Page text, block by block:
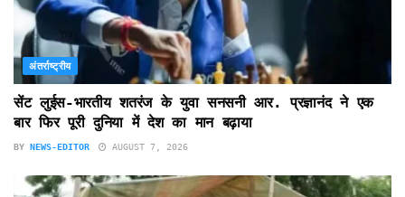
अंतर्राष्ट्रीय
सेंट लुईस-भारतीय शतरंज के युवा सनसनी आर. प्रज्ञानंद ने एक
बार फिर पूरी दुनिया में देश का मान बढ़ाया
BY NEWS-EDITOR AUGUST 7, 2026